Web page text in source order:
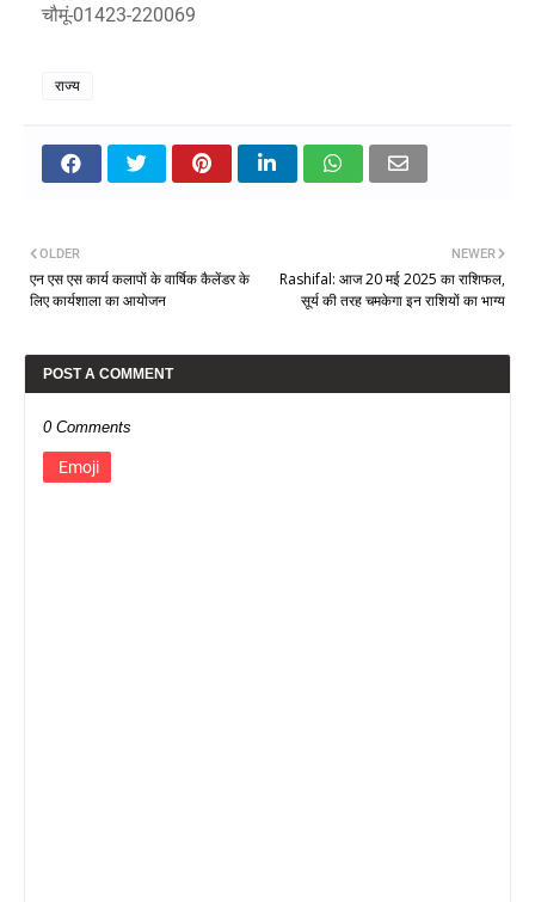
चौमूं-01423-220069
राज्य
NEWER
Rashifal: आज 20 मई 2025 का राशिफल,
सूर्य की तरह चमकेगा इन राशियों का भाग्य
OLDER
एन एस एस कार्य कलापों के वार्षिक कैलेंडर के
लिए कार्यशाला का आयोजन
POST A COMMENT
0 Comments
Emoji